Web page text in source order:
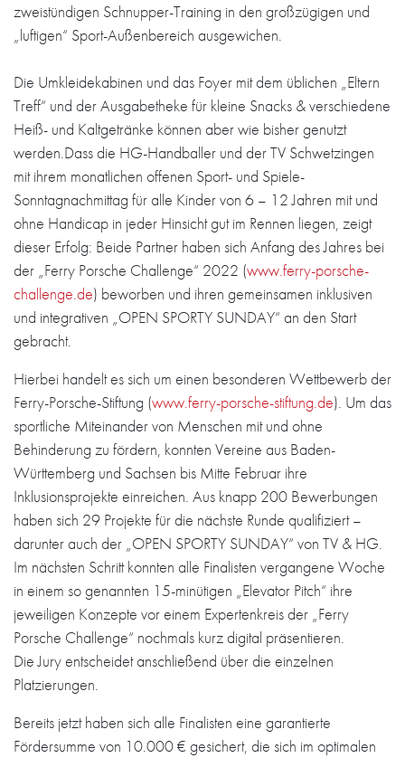
zweistündigen Schnupper-Training in den großzügigen und
„luftigen“ Sport-Außenbereich ausgewichen.
Die Umkleidekabinen und das Foyer mit dem üblichen „Eltern
Treff“ und der Ausgabetheke für kleine Snacks & verschiedene
Heiß- und Kaltgetränke können aber wie bisher genutzt
werden.Dass die HG-Handballer und der TV Schwetzingen
mit ihrem monatlichen offenen Sport- und Spiele-
Sonntagnachmittag für alle Kinder von 6 – 12 Jahren mit und
ohne Handicap in jeder Hinsicht gut im Rennen liegen, zeigt
dieser Erfolg: Beide Partner haben sich Anfang des Jahres bei
der „Ferry Porsche Challenge“ 2022 (www.ferry-porsche-
challenge.de) beworben und ihren gemeinsamen inklusiven
und integrativen „OPEN SPORTY SUNDAY“ an den Start
gebracht.
Hierbei handelt es sich um einen besonderen Wettbewerb der
Ferry-Porsche-Stiftung (www.ferry-porsche-stiftung.de). Um das
sportliche Miteinander von Menschen mit und ohne
Behinderung zu fördern, konnten Vereine aus Baden-
Württemberg und Sachsen bis Mitte Februar ihre
Inklusionsprojekte einreichen. Aus knapp 200 Bewerbungen
haben sich 29 Projekte für die nächste Runde qualifiziert –
darunter auch der „OPEN SPORTY SUNDAY“ von TV & HG.
Im nächsten Schritt konnten alle Finalisten vergangene Woche
in einem so genannten 15-minütigen „Elevator Pitch“ ihre
jeweiligen Konzepte vor einem Expertenkreis der „Ferry
Porsche Challenge“ nochmals kurz digital präsentieren.
Die Jury entscheidet anschließend über die einzelnen
Platzierungen.
Bereits jetzt haben sich alle Finalisten eine garantierte
Fördersumme von 10.000 € gesichert, die sich im optimalen